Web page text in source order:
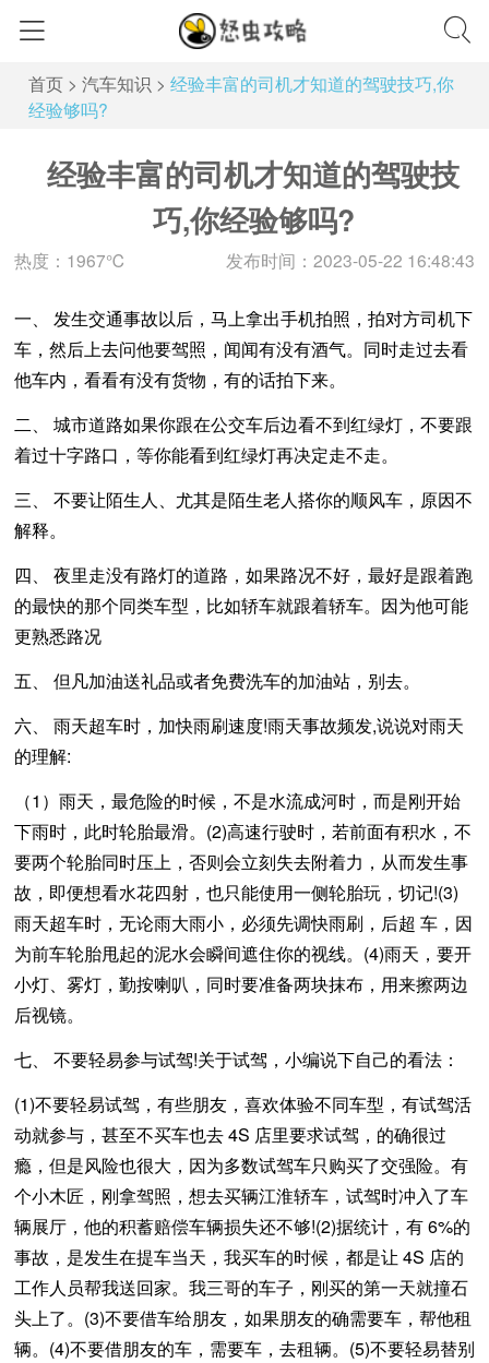
首页 > 汽车知识 > 经验丰富的司机才知道的驾驶技巧,你
经验够吗?
经验丰富的司机才知道的驾驶技
巧,你经验够吗?
热度：1967℃ 发布时间：2023-05-22 16:48:43
一、 发生交通事故以后，马上拿出手机拍照，拍对方司机下
车，然后上去问他要驾照，闻闻有没有酒气。同时走过去看
他车内，看看有没有货物，有的话拍下来。
二、 城市道路如果你跟在公交车后边看不到红绿灯，不要跟
着过十字路口，等你能看到红绿灯再决定走不走。
三、 不要让陌生人、尤其是陌生老人搭你的顺风车，原因不
解释。
四、 夜里走没有路灯的道路，如果路况不好，最好是跟着跑
的最快的那个同类车型，比如轿车就跟着轿车。因为他可能
更熟悉路况
五、 但凡加油送礼品或者免费洗车的加油站，别去。
六、 雨天超车时，加快雨刷速度!雨天事故频发,说说对雨天
的理解:
（1）雨天，最危险的时候，不是水流成河时，而是刚开始
下雨时，此时轮胎最滑。(2)高速行驶时，若前面有积水，不
要两个轮胎同时压上，否则会立刻失去附着力，从而发生事
故，即便想看水花四射，也只能使用一侧轮胎玩，切记!(3)
雨天超车时，无论雨大雨小，必须先调快雨刷，后超 车，因
为前车轮胎甩起的泥水会瞬间遮住你的视线。(4)雨天，要开
小灯、雾灯，勤按喇叭，同时要准备两块抹布，用来擦两边
后视镜。
七、 不要轻易参与试驾!关于试驾，小编说下自己的看法：
(1)不要轻易试驾，有些朋友，喜欢体验不同车型，有试驾活
动就参与，甚至不买车也去 4S 店里要求试驾，的确很过
瘾，但是风险也很大，因为多数试驾车只购买了交强险。有
个小木匠，刚拿驾照，想去买辆江淮轿车，试驾时冲入了车
辆展厅，他的积蓄赔偿车辆损失还不够!(2)据统计，有 6%的
事故，是发生在提车当天，我买车的时候，都是让 4S 店的
工作人员帮我送回家。我三哥的车子，刚买的第一天就撞石
头上了。(3)不要借车给朋友，如果朋友的确需要车，帮他租
辆。(4)不要借朋友的车，需要车，去租辆。(5)不要轻易替别